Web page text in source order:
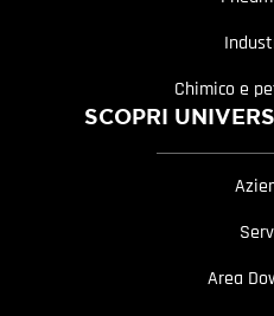
Chimico e
SCOPRI
Area